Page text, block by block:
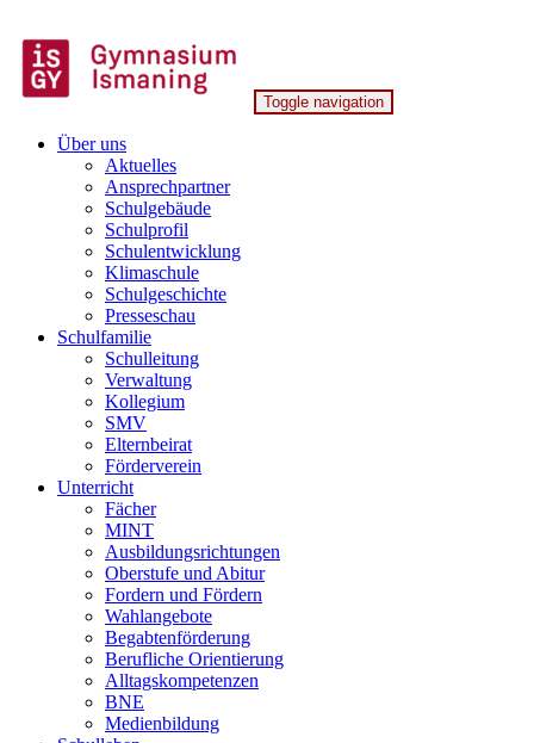
to
content
Gymnasium Ismaning
Toggle navigation
Über uns
Aktuelles
Ansprechpartner
Schulgebäude
Schulprofil
Schulentwicklung
Klimaschule
Schulgeschichte
Presseschau
Schulfamilie
Schulleitung
Verwaltung
Kollegium
SMV
Elternbeirat
Förderverein
Unterricht
Fächer
MINT
Ausbildungsrichtungen
Oberstufe und Abitur
Fordern und Fördern
Wahlangebote
Begabtenförderung
Berufliche Orientierung
Alltagskompetenzen
BNE
Medienbildung